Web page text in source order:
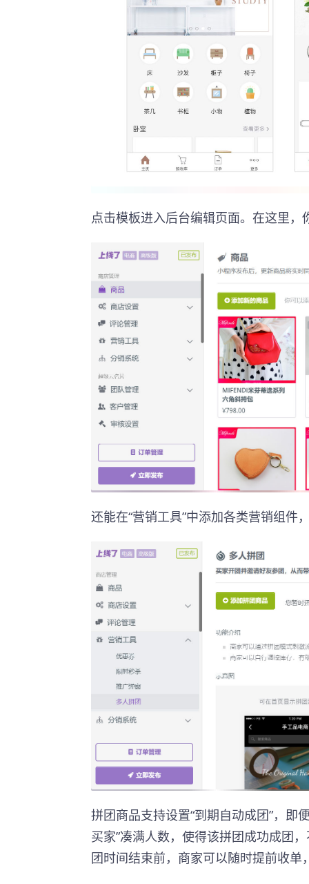
点击模板进入后台编辑页面。在这里，
还能在“营销工具”中添加各类营销组件
拼团商品支持设置“到期自动成团”，即
买家”凑满人数，使得该拼团成功成团
团时间结束前，商家可以随时提前收